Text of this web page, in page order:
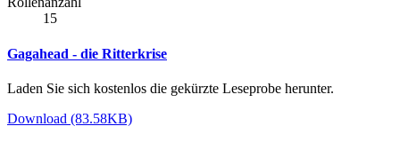
15
Gagahead - die Ritterkrise
Laden Sie sich kostenlos die gekürzte Leseprobe herunter.
Download (83.58KB)